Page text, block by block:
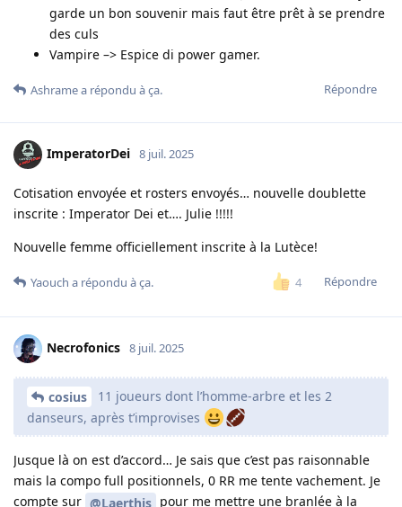
garde un bon souvenir mais faut être prêt à se prendre
des culs
Vampire –> Espice di power gamer.
Répondre
Ashramea répondu à ça.
ImperatorDei 8 juil. 2025
Cotisation envoyée et rosters envoyés… nouvelle doublette
inscrite : Imperator Dei et…. Julie !!!!!
Nouvelle femme officiellement inscrite à la Lutèce!
4 Répondre
Yaouch a répondu à ça.
Necrofonics 8 juil. 2025
cosius
11 joueurs dont l’homme-arbre et les 2
danseurs, après t’improvises
Jusque là on est d’accord… Je sais que c’est pas raisonnable
mais la compo full positionnels, 0 RR me tente vachement. Je
compte sur @Laerthis pour me mettre une branlée à la